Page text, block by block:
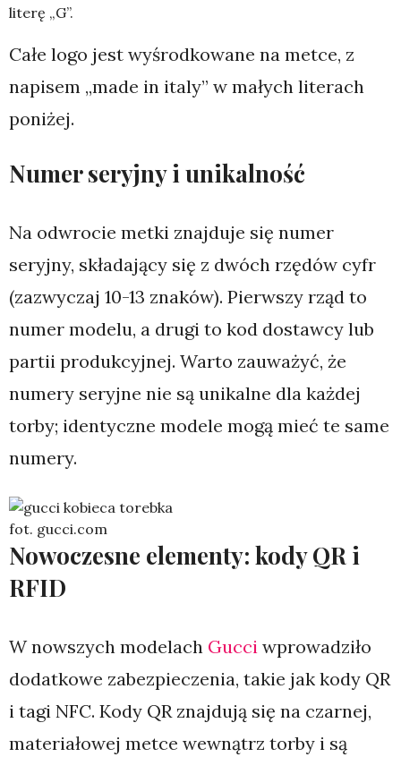
literę „G”.
Całe logo jest wyśrodkowane na metce, z
napisem „made in italy” w małych literach
poniżej.
Numer seryjny i unikalność
Na odwrocie metki znajduje się numer
seryjny, składający się z dwóch rzędów cyfr
(zazwyczaj 10-13 znaków). Pierwszy rząd to
numer modelu, a drugi to kod dostawcy lub
partii produkcyjnej. Warto zauważyć, że
numery seryjne nie są unikalne dla każdej
torby; identyczne modele mogą mieć te same
numery.
fot. gucci.com
Nowoczesne elementy: kody QR i
RFID
W nowszych modelach Gucci wprowadziło
dodatkowe zabezpieczenia, takie jak kody QR
i tagi NFC. Kody QR znajdują się na czarnej,
materiałowej metce wewnątrz torby i są